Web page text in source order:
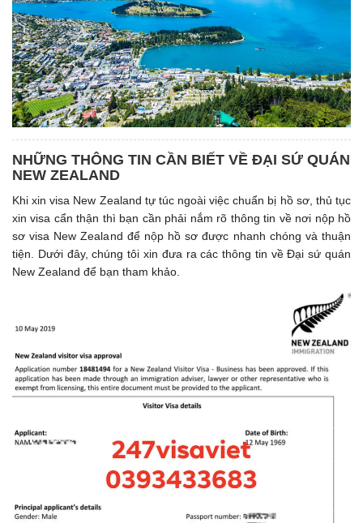
NHỮNG THÔNG TIN CẦN BIẾT VỀ ĐẠI SỨ QUÁN
NEW ZEALAND
Khi xin visa New Zealand tự túc ngoài việc chuẩn bị hồ sơ, thủ tục
xin visa cẩn thận thì bạn cần phải nắm rõ thông tin về nơi nộp hồ
sơ visa New Zealand để nộp hồ sơ được nhanh chóng và thuận
tiện. Dưới đây, chúng tôi xin đưa ra các thông tin về Đại sứ quán
New Zealand để bạn tham khảo.